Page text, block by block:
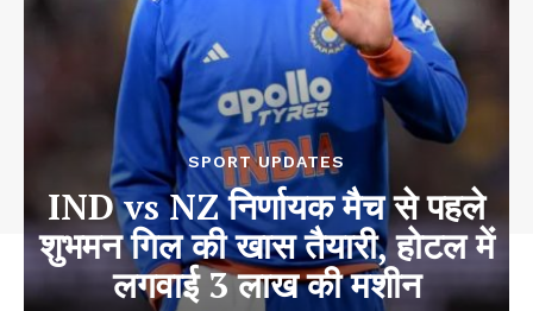
SPORT UPDATES
IND vs NZ निर्णायक मैच से पहले
शुभमन गिल की खास तैयारी, होटल में
लगवाई 3 लाख की मशीन